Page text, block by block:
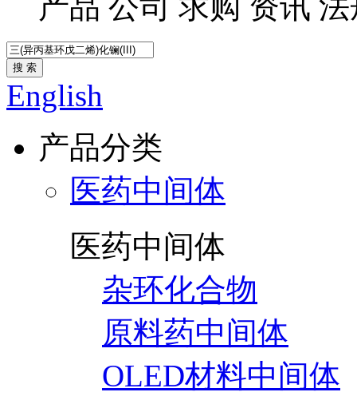
搜 索
English
产品分类
医药中间体
医药中间体
杂环化合物
原料药中间体
OLED材料中间体